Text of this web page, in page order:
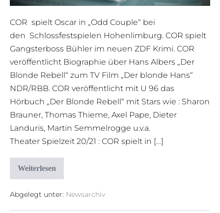
COR spielt Oscar in „Odd Couple“ bei
den Schlossfestspielen Hohenlimburg. COR spielt
Gangsterboss Bühler im neuen ZDF Krimi. COR
veröffentlicht Biographie über Hans Albers „Der
Blonde Rebell“ zum TV Film „Der blonde Hans“
NDR/RBB. COR veröffentlicht mit U 96 das
Hörbuch „Der Blonde Rebell“ mit Stars wie : Sharon
Brauner, Thomas Thieme, Axel Pape, Dieter
Landuris, Martin Semmelrogge u.v.a.
Theater Spielzeit 20/21 : COR spielt in […]
Weiterlesen
Abgelegt unter: Newsarchiv